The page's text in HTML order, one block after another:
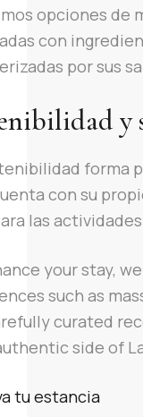
opciones de
con
por sus
y
forma
con su
las
your stay,
such as
curated
side of
tu estancia